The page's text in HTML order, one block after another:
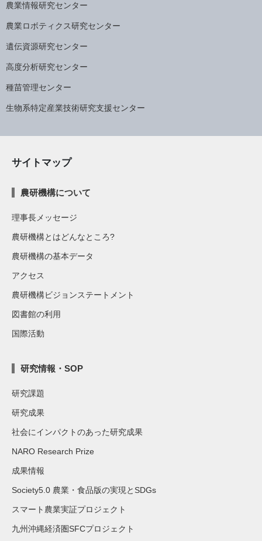
農業情報研究センター
農業ロボティクス研究センター
遺伝資源研究センター
高度分析研究センター
種苗管理センター
生物系特定産業技術研究支援センター
サイトマップ
農研機構について
理事長メッセージ
農研機構とはどんなところ?
農研機構の基本データ
アクセス
農研機構ビジョンステートメント
図書館の利用
国際活動
研究情報・SOP
研究課題
研究成果
社会にインパクトのあった研究成果
NARO Research Prize
成果情報
Society5.0 農業・食品版の実現とSDGs
スマート農業実証プロジェクト
九州沖縄経済圏SFCプロジェクト